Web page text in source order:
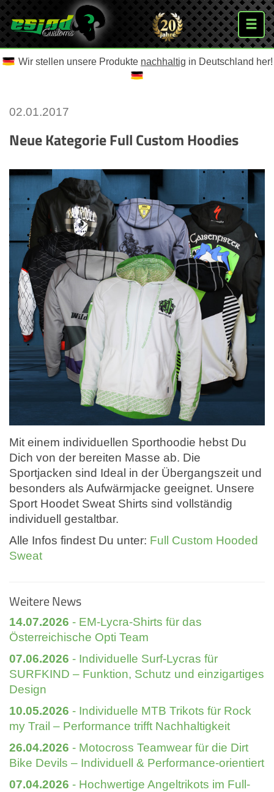
Wir stellen unsere Produkte nachhaltig in Deutschland her!
02.01.2017
Neue Kategorie Full Custom Hoodies
Mit einem individuellen Sporthoodie hebst Du
Dich von der bereiten Masse ab. Die
Sportjacken sind Ideal in der Übergangszeit und
besonders als Aufwärmjacke geeignet. Unsere
Sport Hoodet Sweat Shirts sind vollständig
individuell gestaltbar.
Alle Infos findest Du unter: Full Custom Hooded
Sweat
Weitere News
14.07.2026 - EM-Lycra-Shirts für das
Österreichische Opti Team
07.06.2026 - Individuelle Surf-Lycras für
SURFKIND – Funktion, Schutz und einzigartiges
Design
10.05.2026 - Individuelle MTB Trikots für Rock
my Trail – Performance trifft Nachhaltigkeit
26.04.2026 - Motocross Teamwear für die Dirt
Bike Devils – Individuell & Performance-orientiert
07.04.2026 - Hochwertige Angeltrikots im Full-